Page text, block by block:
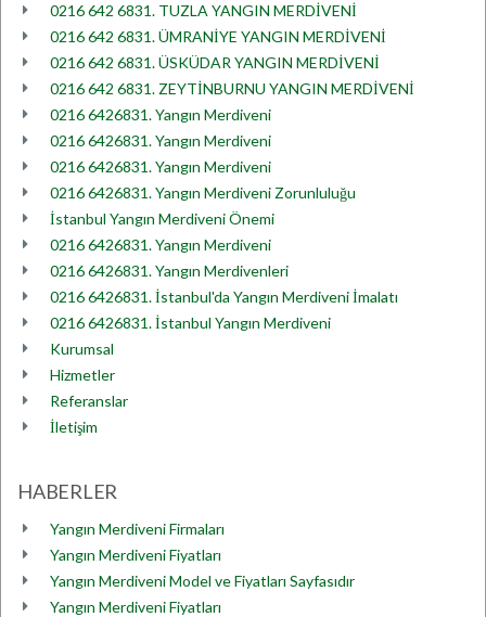
0216 642 6831. TUZLA YANGIN MERDİVENİ
0216 642 6831. ÜMRANİYE YANGIN MERDİVENİ
0216 642 6831. ÜSKÜDAR YANGIN MERDİVENİ
0216 642 6831. ZEYTİNBURNU YANGIN MERDİVENİ
0216 6426831. Yangın Merdiveni
0216 6426831. Yangın Merdiveni
0216 6426831. Yangın Merdiveni
0216 6426831. Yangın Merdiveni Zorunluluğu
İstanbul Yangın Merdiveni Önemi
0216 6426831. Yangın Merdiveni
0216 6426831. Yangın Merdivenleri
0216 6426831. İstanbul'da Yangın Merdiveni İmalatı
0216 6426831. İstanbul Yangın Merdiveni
Kurumsal
Hizmetler
Referanslar
İletişim
HABERLER
Yangın Merdiveni Firmaları
Yangın Merdiveni Fiyatları
Yangın Merdiveni Model ve Fiyatları Sayfasıdır
Yangın Merdiveni Fiyatları